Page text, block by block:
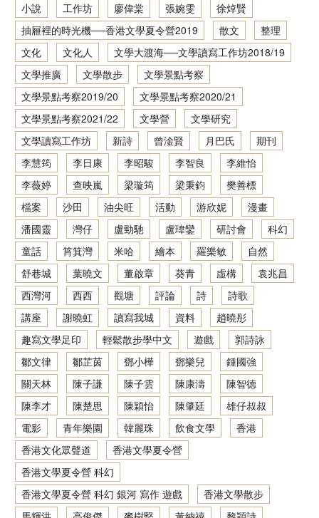
小說
工作坊 廖偉棠 張婉雯
徐焯賢
抽屜裡的時光機──香港文學夏令營2019
散文
整理
文化
文化人
文學大渡海──文學讀寫工作坊2018/19
文學推廣
文學散步
文學景點考察
文學景點考察2019/20
文學景點考察2020/21
文學景點考察2021/22
文學營
文學研究
文學讀寫工作坊
新詩 曾淦賢 月巴氏
期刊
李慧筠
李日康 李昭駿 李智良
李維怡
李薇婷
查映嵐 梁璇筠 梁秉鈞
樊善標
檔案
沙田 油尖旺 活動 游欣妮
漫畫
潘國靈
灣仔 盧勁馳 盧瑋鑾 研討會
科幻
童話
筲箕灣 米哈 繪本 羅樂敏
自然
舒巷城
葉曉文 董啟章 葵青 虛構
袁兆昌
西灣河
西西 觀塘 評論 詩
詩歌
講座
謝曉虹 讀寫我城 資料
趙曉彤
趣寫文學足印
輕鬆散步學中文 遊戲
郭詩詠
鄒文律
鄒芷茵 鄧小樺 鄧樂兒
鍾國強
關天林
陳子謙 陳子雲 陳康濤
陳智德
陳李才
陳楚思 陳穎怡 陳肇廷
雄仔叔叔
電影
青年樂園 韓麗珠 飲食文學
香港
香港文化眾聲道
香港文學夏令營
香港文學夏令營 科幻
香港文學夏令營 科幻 銀河 寫作 遊戲
香港文學散步